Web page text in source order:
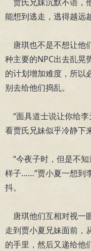
能想到逃走，逃得越远
唐琪也不是不想让他
种主要的NPC出去乱晃
的计划增加难度，所以
别去给他们捣乱。
“面具道士说让你给
看贾氏兄妹似乎冷静下
“今夜子时，但是不
样子……”贾小夏一想到
抖。
唐琪他们互相对视一
走到贾小夏兄妹面前，
的手里，然后又递给他